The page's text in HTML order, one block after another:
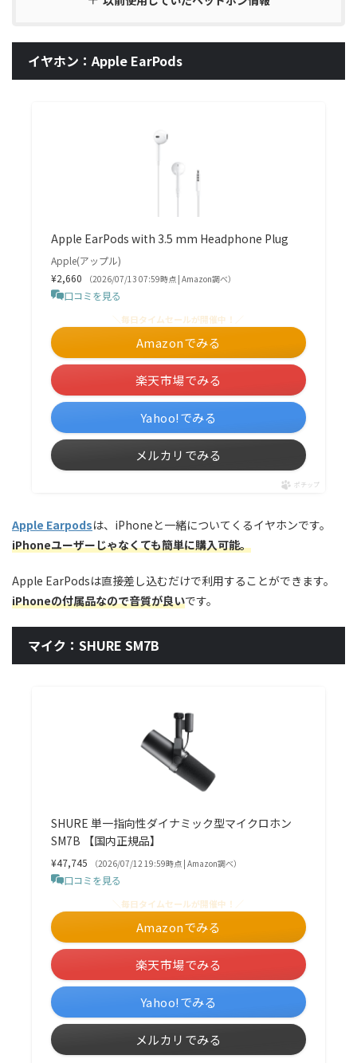
イヤホン：Apple EarPods
Apple EarPods with 3.5 mm Headphone Plug
Apple(アップル)
¥2,660
（2026/07/13 07:59時点 | Amazon調べ）
口コミを見る
＼毎日タイムセールが開催中！／
Amazonでみる
楽天市場でみる
Yahoo!でみる
メルカリでみる
ポチップ
Apple Earpodsは、iPhoneと一緒についてくるイヤホンです。
iPhoneユーザーじゃなくても簡単に購入可能。
Apple EarPodsは直接差し込むだけで利用することができます。
iPhoneの付属品なので音質が良いです。
マイク：SHURE SM7B
SHURE 単一指向性ダイナミック型マイクロホン
SM7B 【国内正規品】
¥47,745 （2026/07/12 19:59時点 | Amazon調べ）
口コミを見る
＼毎日タイムセールが開催中！／
Amazonでみる
楽天市場でみる
Yahoo!でみる
メルカリでみる